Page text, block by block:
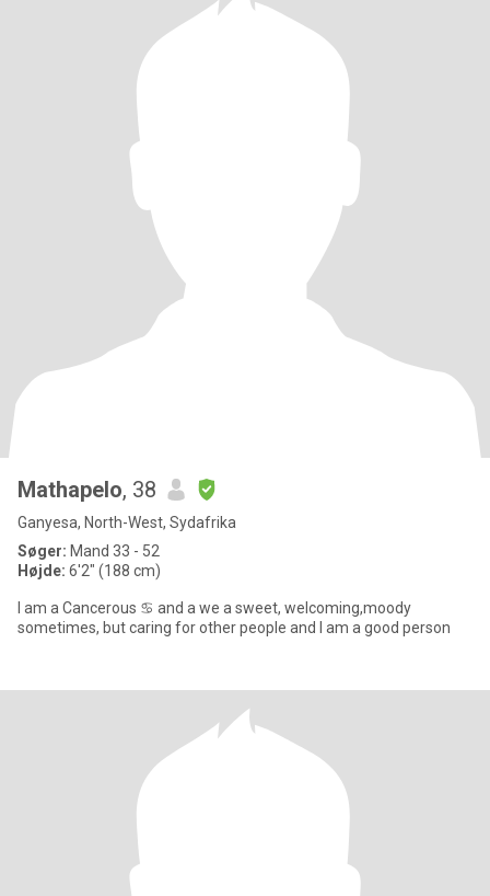
Mathapelo, 38
Ganyesa, North-West, Sydafrika
Søger: Mand 33 - 52
Højde: 6'2" (188 cm)
I am a Cancerous ♋ and a we a sweet, welcoming,moody
sometimes, but caring for other people and I am a good person